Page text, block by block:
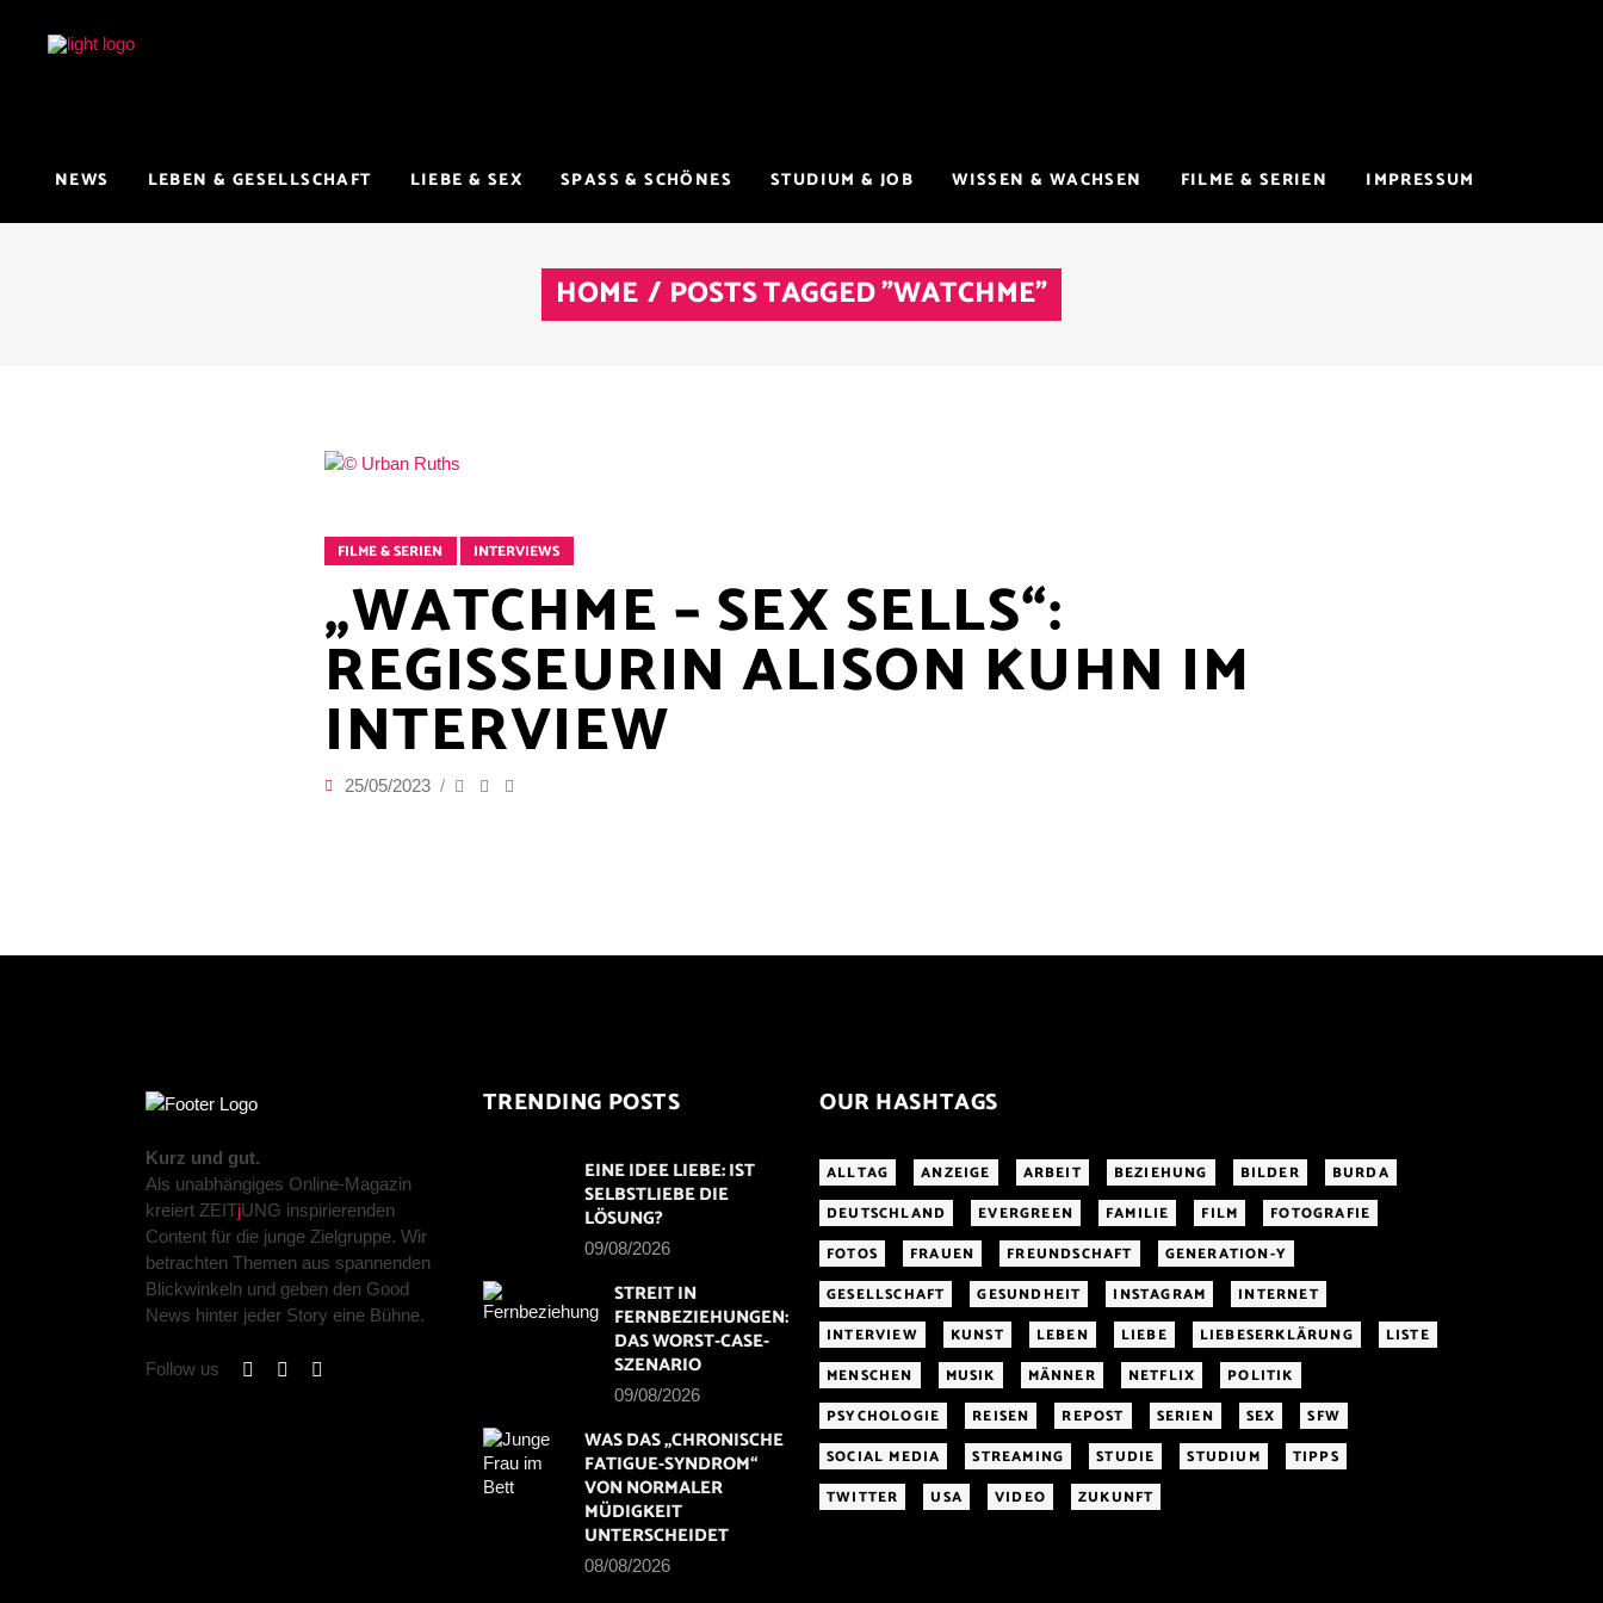
NEWS LEBEN & GESELLSCHAFT LIEBE & SEX SPASS & SCHÖNES STUDIUM & JOB WISSEN & WACHSEN FILME & SERIEN IMPRESSUM
HOME / POSTS TAGGED "WATCHME"
FILME & SERIEN INTERVIEWS
„WATCHME – SEX SELLS“:
REGISSEURIN ALISON KUHN IM
INTERVIEW
25/05/2023
Kurz und gut.
Als unabhängiges Online-Magazin
kreiert ZEITjUNG inspirierenden
Content für die junge Zielgruppe. Wir
betrachten Themen aus spannenden
Blickwinkeln und geben den Good
News hinter jeder Story eine Bühne.
Follow us
TRENDING POSTS
EINE IDEE LIEBE: IST
SELBSTLIEBE DIE
LÖSUNG?
09/08/2026
STREIT IN
FERNBEZIEHUNGEN:
DAS WORST-CASE-
SZENARIO
09/08/2026
WAS DAS „CHRONISCHE
FATIGUE-SYNDROM“
VON NORMALER
MÜDIGKEIT
UNTERSCHEIDET
08/08/2026
OUR HASHTAGS
ALLTAG ANZEIGE ARBEIT BEZIEHUNG BILDER
BURDA
DEUTSCHLAND
EVERGREEN FAMILIE FILM
FOTOGRAFIE
FOTOS
FRAUEN FREUNDSCHAFT
GENERATION-Y
GESELLSCHAFT
GESUNDHEIT INSTAGRAM
INTERNET
INTERVIEW
KUNST LEBEN LIEBE LIEBESERKLÄRUNG
LISTE
MENSCHEN
MUSIK MÄNNER NETFLIX
POLITIK
PSYCHOLOGIE
REISEN REPOST SERIEN SEX
SFW
SOCIAL MEDIA
STREAMING STUDIE STUDIUM
TIPPS
TWITTER
USA VIDEO ZUKUNFT